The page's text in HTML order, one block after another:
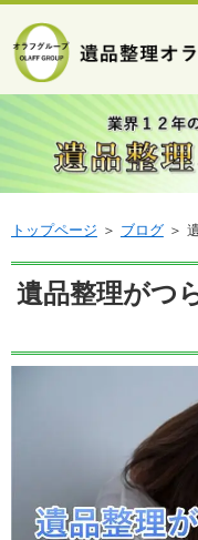
トップページ ＞ ブログ＞
遺品整理がつ